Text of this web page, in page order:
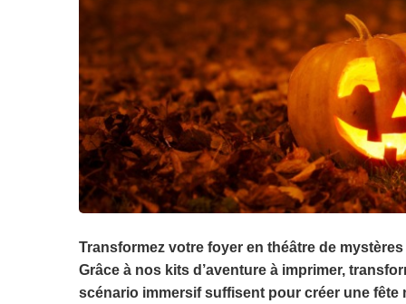
Transformez votre foyer en théâtre de
Grâce à nos kits d’aventure à imprimer,
scénario immersif suffisent pour créer une fête